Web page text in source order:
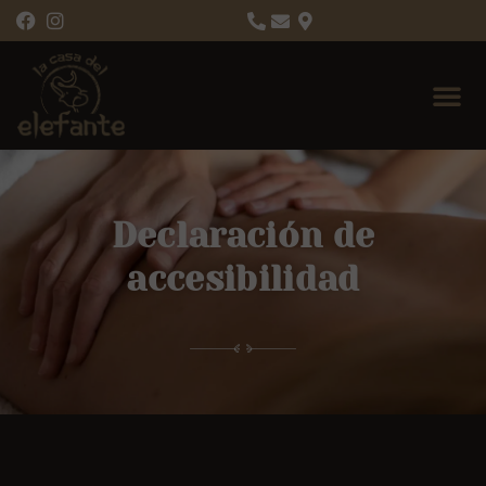
Declaración de
accesibilidad